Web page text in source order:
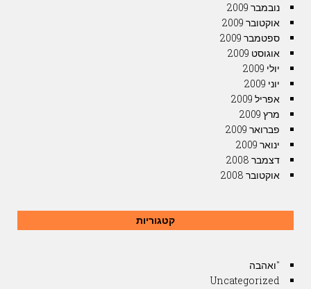
נובמבר 2009
אוקטובר 2009
ספטמבר 2009
אוגוסט 2009
יולי 2009
יוני 2009
אפריל 2009
מרץ 2009
פברואר 2009
ינואר 2009
דצמבר 2008
אוקטובר 2008
קטגוריות
"ואהבה
Uncategorized